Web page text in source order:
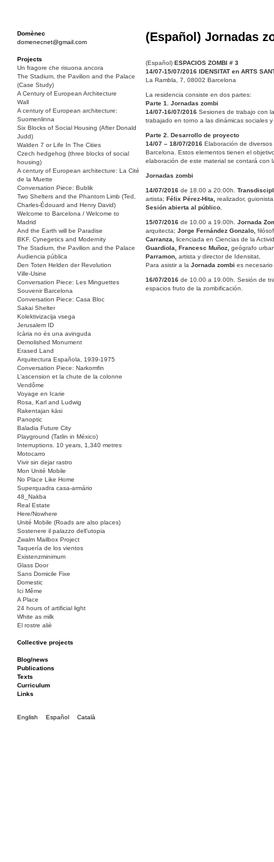
Domènec
domenecnet@gmail.com
Projects
Un fragore che risuona ancora
The Stadium, the Pavilion and the Palace
(Case Study)
A Century of European Architecture
Wall
A century of European architecture:
Suomenlinna
Six Blocks of Social Housing (After Donald
Judd)
Walden 7 or Life In The Cities
Czech hedgehog (three blocks of social
housing)
A century of European architecture: La Cité
de la Muette
Conversation Piece: Bublik
Two Shelters and the Phantom Limb (Ted,
Charles-Édouard and Henry David)
Welcome to Barcelona / Welcome to
Madrid
And the Earth will be Paradise
BKF. Cynegetics and Modernity
The Stadium, the Pavilion and the Palace
Audiencia pública
Den Toten Helden der Revolution
Ville-Usine
Conversation Piece: Les Minguettes
Souvenir Barcelona
Conversation Piece: Casa Bloc
Sakai Shelter
Kolektivizacija vsega
Jerusalem ID
Icària no és una avinguda
Demolished Monument
Erased Land
Arquitectura Española, 1939-1975
Conversation Piece: Narkomfin
L’ascension et la chute de la colonne
Vendôme
Voyage en Icarie
Rosa, Karl and Ludwig
Rakentajan käsi
Panoptic
Baladia Future City
Playground (Tatlin in México)
Interruptions. 10 years, 1,340 metres
Motocarro
Vivir sin dejar rastro
Mon Unité Mobile
No Place Like Home
Superquadra casa-armário
48_Nakba
Real Estate
Here/Nowhere
Unité Mobile (Roads are also places)
Sostenere il palazzo dell’utopia
Zwalm Mailbox Project
Taquería de los vientos
Existenzminimum
Glass Door
Sans Domicile Fixe
Domestic
Ici Même
A Place
24 hours of artificial light
White as milk
El rostre aliè
Collective projects
Ciza Muzej
Roulotte
Canòdrom/Canòdrom
ON Prat
Rieres/Rambles
Blog/news
Publications
Texts
Curriculum
Links
English Español Català
(Español) Jornadas
(Español) ESPACIOS ZOMBI # 3
14/07-15/07/2016 IDENSITAT en ARTS
La Rambla, 7, 08002 Barcelona
La residencia consiste en dos partes:
Parte 1. Jornadas zombi
14/07-16/07/2016 Sesiones de trabajo con
trabajado en torno a las dinámicas sociales
Parte 2. Desarrollo de proyecto
14/07 – 18/07/2016 Elaboración de
Barcelona. Estos elementos tienen el
elaboración de este material se contará con
Jornadas zombi
14/07/2016 de 18.00 a 20.00h.
artista; Félix Pérez-Hita, realizador,
Sesión abierta al público.
15/07/2016 de 10.00 a 19.00h. Jornada
arquitecta; Jorge Fernández Gonzalo,
Carranza, licenciada en Ciencias de la
Guardiola, Francesc Muñoz, geógrafo
Parramon, artista y director de Idensitat
Para asistir a la Jornada zombi es
16/07/2016 de 10.00 a 19.00h. Sesión de
espacios fruto de la zombificación.